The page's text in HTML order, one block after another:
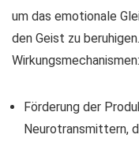
um das emotionale
den Geist zu
Wirkungsmechanismen:
Förderung der
Neurotransmittern,